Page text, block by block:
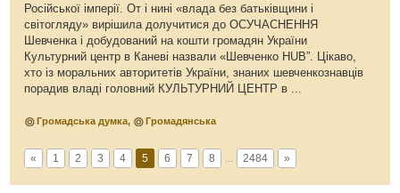
Російської імперії. От і нині «влада без батьківщини і
світогляду» вирішила долучитися до ОСУЧАСНЕННЯ
Шевченка і добудований на кошти громадян України
Культурний центр в Каневі назвали «Шевченко HUB”. Цікаво,
хто із моральних авторитетів України, знаних шевченкознавців
порадив владі головний КУЛЬТУРНИЙ ЦЕНТР в ...
Громадська думка, Громадянська
« 1 2 3 4 5 6 7 8 ... 2484 »